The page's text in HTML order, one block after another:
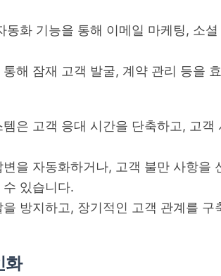
동화 기능을 통해 이메일 마케팅, 소
해 잠재 고객 발굴, 계약 관리 등을
은 고객 응대 시간을 단축하고, 고객
을 자동화하거나, 고객 불만 사항을
있습니다.
방지하고, 장기적인 고객 관계를 구
화